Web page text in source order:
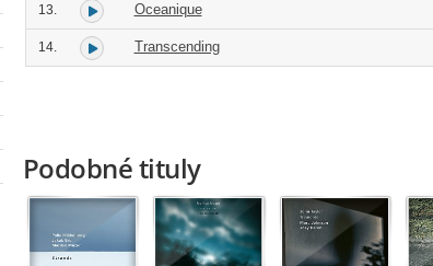
13. Oceanique
14. Transcending
Podobné tituly